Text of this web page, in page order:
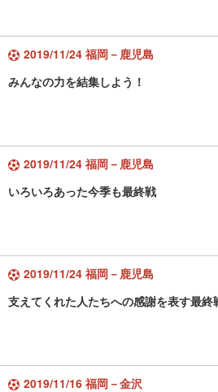
2019/11/24 福岡－鹿児島
みんなの力を結集しよう！
2019/11/24 福岡－鹿児島
いろいろあった今季も最終戦
2019/11/24 福岡－鹿児島
支えてくれた人たちへの感謝を表す最終
2019/11/16 福岡－金沢